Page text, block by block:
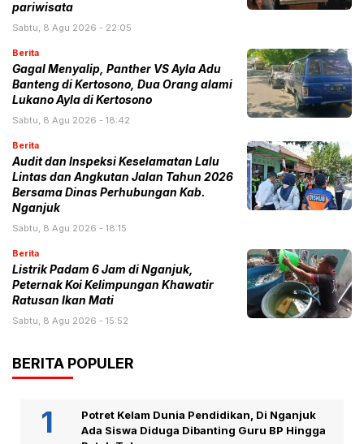
pariwisata
Sabtu, 8 Agu 2026 - 22:05
Berita
Gagal Menyalip, Panther VS Ayla Adu
Banteng di Kertosono, Dua Orang alami
Lukano Ayla di Kertosono
Sabtu, 8 Agu 2026 - 18:42
Berita
Audit dan Inspeksi Keselamatan Lalu
Lintas dan Angkutan Jalan Tahun 2026
Bersama Dinas Perhubungan Kab.
Nganjuk
Sabtu, 8 Agu 2026 - 18:15
Berita
Listrik Padam 6 Jam di Nganjuk,
Peternak Koi Kelimpungan Khawatir
Ratusan Ikan Mati
Sabtu, 8 Agu 2026 - 15:52
BERITA POPULER
Potret Kelam Dunia Pendidikan, Di Nganjuk
Ada Siswa Diduga Dibanting Guru BP Hingga